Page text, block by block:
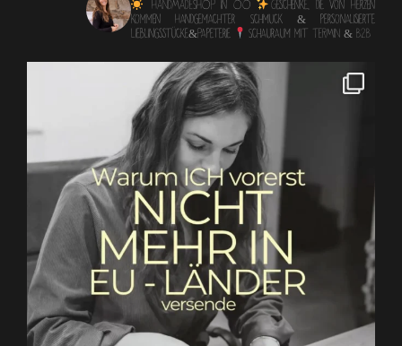
HANDMADESHOP in OÖ
Geschenke, die von Herzen
kommen Handgemachter Schmuck & personalisierte
Lieblingsstücke&Papeterie
Schauraum mit TERMIN & B2B